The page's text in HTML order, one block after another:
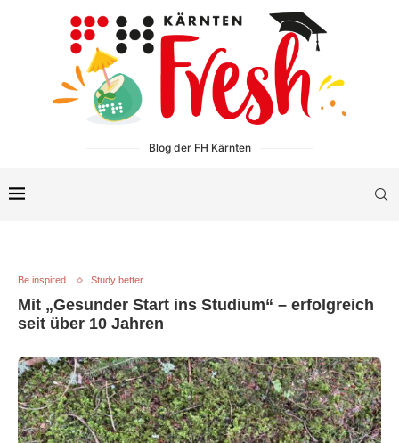
Blog der FH Kärnten
Be inspired. Study better.
Mit „Gesunder Start ins Studium“ – erfolgreich
seit über 10 Jahren